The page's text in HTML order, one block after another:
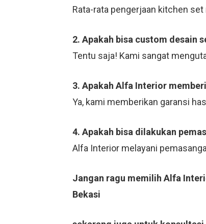
Rata-rata pengerjaan kitchen
2. Apakah bisa custom desain
Tentu saja! Kami sangat
3. Apakah Alfa Interior
Ya, kami memberikan garansi
4. Apakah bisa dilakukan
Alfa Interior melayani
Jangan ragu memilih Alfa
Bekasi